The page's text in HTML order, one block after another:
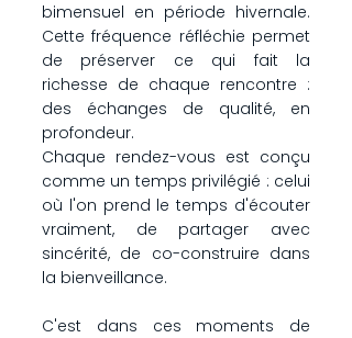
bimensuel en période hivernale.
Cette fréquence réfléchie permet
de préserver ce qui fait la
richesse de chaque rencontre :
des échanges de qualité, en
profondeur.
Chaque rendez-vous est conçu
comme un temps privilégié : celui
où l'on prend le temps d'écouter
vraiment, de partager avec
sincérité, de co-construire dans
la bienveillance.
C'est dans ces moments de